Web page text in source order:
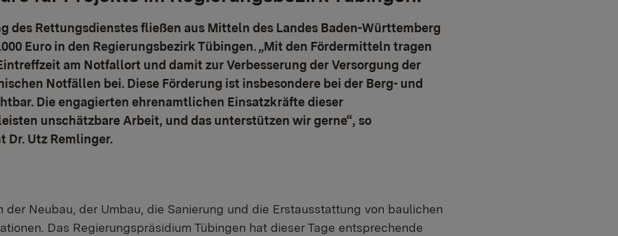
des Rettungsdienstes fließen aus Mitteln des Landes Baden-Württemberg
Euro in den Regierungsbezirk Tübingen. „Mit den Fördermitteln tragen
am Notfallort und damit zur Verbesserung der Versorgung der
Notfällen bei. Diese Förderung ist insbesondere bei der Berg- und
Die engagierten ehrenamtlichen Einsatzkräfte dieser
unschätzbare Arbeit, und das unterstützen wir gerne“, so
Dr. Utz Remlinger.
der Neubau, der Umbau, die Sanierung und die Erstausstattung von baulichen
Das Regierungspräsidium Tübingen hat dieser Tage entsprechende